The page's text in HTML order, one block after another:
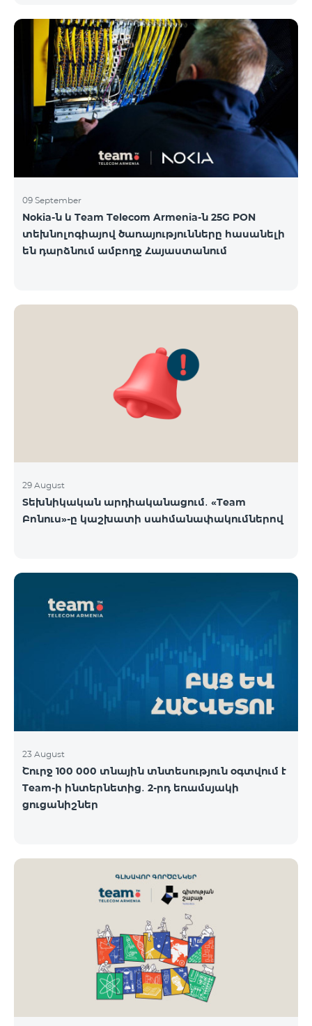
09 September
Nokia-ն և Team Telecom Armenia-ն 25G PON
տեխնոլոգիայով ծառայությունները հասանելի
են դարձնում ամբողջ Հայաստանում
29 August
Տեխնիկական արդիականացում․ «Team
Բոնուս»-ը կաշխատի սահմանափակումներով
23 August
Շուրջ 100 000 տնային տնտեսություն օգտվում է
Team-ի ինտերնետից․ 2-րդ եռամսյակի
ցուցանիշներ